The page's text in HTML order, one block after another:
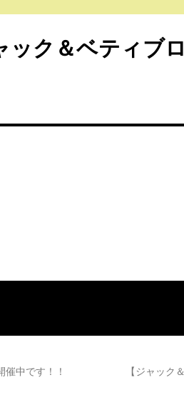
ック＆ベティブ
催中です！！ 【ジャック